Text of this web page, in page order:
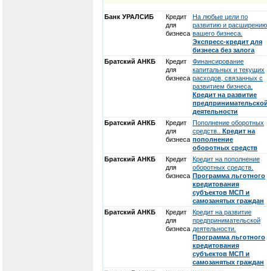
Банк УРАЛСИБ
Кредит
для
бизнеса
На любые цели по
развитию и расширению
вашего бизнеса.
Экспресс-кредит для
бизнеса без залога
Братский АНКБ
Кредит
для
бизнеса
Финансирование
капитальных и текущих
расходов, связанных с
развитием бизнеса.
Кредит на развитие
деятельности
Братский АНКБ
Кредит
для
бизнеса
Пополнение оборотных
средств.. Кредит на
пополнение
оборотных средств
Братский АНКБ
Кредит
для
бизнеса
Кредит на пополнение
оборотных средств.
Программа льготного
кредитования
субъектов МСП и
самозанятых граждан
Братский АНКБ
Кредит
для
бизнеса
Кредит на развитие
предпринимательской
деятельности.
Программа льготного
кредитования
субъектов МСП и
самозанятых граждан